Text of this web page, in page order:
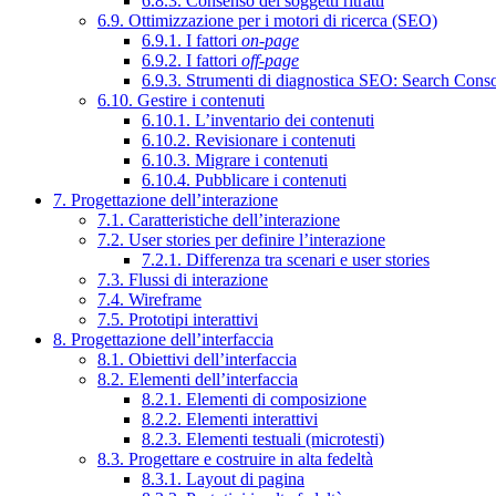
6.9. Ottimizzazione per i motori di ricerca (SEO)
6.9.1. I fattori on-page
6.9.2. I fattori off-page
6.9.3. Strumenti di diagnostica SEO: Search
6.10. Gestire i contenuti
6.10.1. L’inventario dei contenuti
6.10.2. Revisionare i contenuti
6.10.3. Migrare i contenuti
6.10.4. Pubblicare i contenuti
7. Progettazione dell’interazione
7.1. Caratteristiche dell’interazione
7.2. User stories per definire l’interazione
7.2.1. Differenza tra scenari e user stories
7.3. Flussi di interazione
7.4. Wireframe
7.5. Prototipi interattivi
8. Progettazione dell’interfaccia
8.1. Obiettivi dell’interfaccia
8.2. Elementi dell’interfaccia
8.2.1. Elementi di composizione
8.2.2. Elementi interattivi
8.2.3. Elementi testuali (microtesti)
8.3. Progettare e costruire in alta fedeltà
8.3.1. Layout di pagina